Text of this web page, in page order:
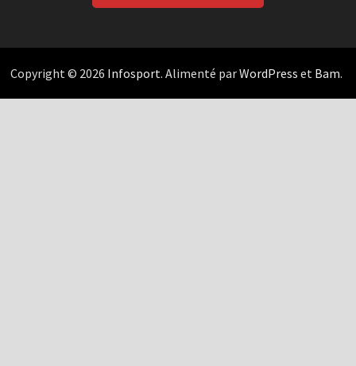
Copyright © 2026 Infosport. Alimenté parWordPress et Bam.